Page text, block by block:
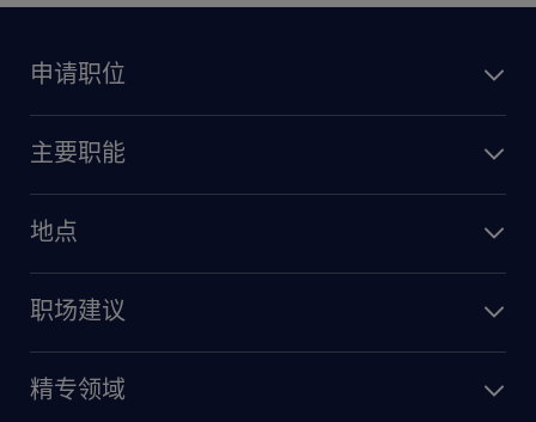
申请职位
主要职能
地点
职场建议
精专领域